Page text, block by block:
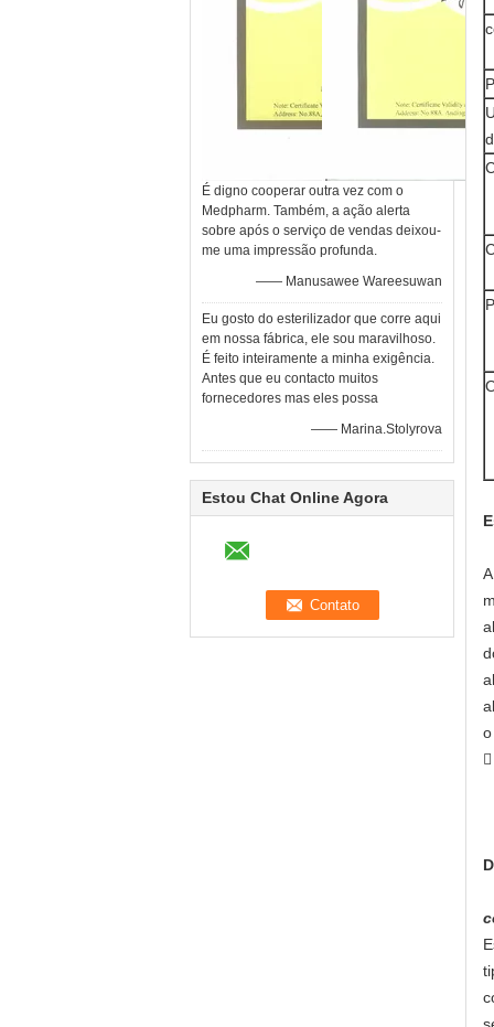
É digno cooperar outra vez com o
Medpharm. Também, a ação alerta
sobre após o serviço de vendas deixou-
me uma impressão profunda.
—— Manusawee Wareesuwan
Eu gosto do esterilizador que corre aqui
em nossa fábrica, ele sou maravilhoso.
É feito inteiramente a minha exigência.
Antes que eu contacto muitos
fornecedores mas eles possa
—— Marina.Stolyrova
Estou Chat Online Agora